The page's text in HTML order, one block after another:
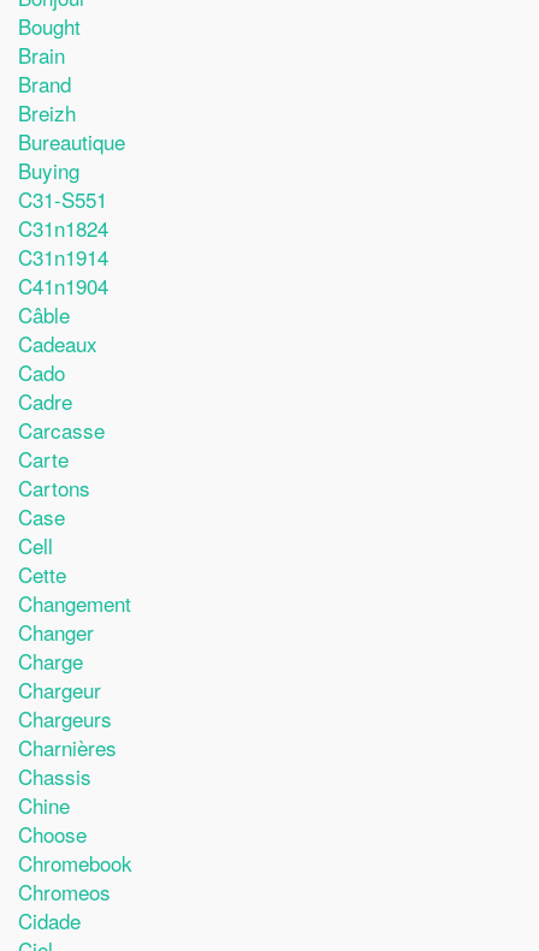
Bought
Brain
Brand
Breizh
Bureautique
Buying
C31-S551
C31n1824
C31n1914
C41n1904
Câble
Cadeaux
Cado
Cadre
Carcasse
Carte
Cartons
Case
Cell
Cette
Changement
Changer
Charge
Chargeur
Chargeurs
Charnières
Chassis
Chine
Choose
Chromebook
Chromeos
Cidade